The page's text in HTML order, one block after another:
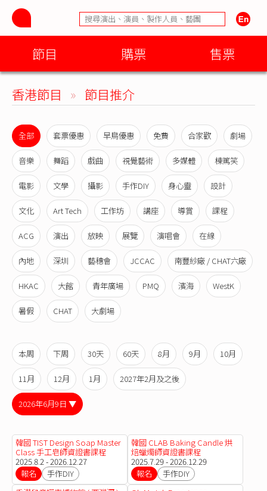
節目 購票 售票
香港節目 » 節目推介
全部 套票優惠 早鳥優惠 免費 合家歡 劇場
音樂 舞蹈 戲曲 視覺藝術 多媒體 棟篤笑
電影 文學 攝影 手作DIY 身心靈 設計
文化 Art Tech 工作坊 講座 導賞 課程
ACG 演出 放映 展覽 演唱會 在線
內地 深圳 藝穗會 JCCAC 南豐紗廠 / CHAT六廠
HKAC 大館 青年廣場 PMQ 濱海 WestK
暑假 CHAT 大劇場
本周 下周 30天 60天 8月 9月 10月
11月 12月 1月 2027年2月及之後
2026年6月9日 ▼
韓國 TIST Design Soap Master
Class 手工皂師資證書課程
2025.8.2 - 2026.12.27
報名
手作DIY
韓國 CLAB Baking Candle 烘
焙蠟燭師資證書課程
2025.7.29 - 2026.12.29
報名
手作DIY